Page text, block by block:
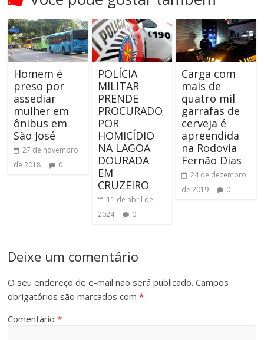
Homem é
preso por
assediar
mulher em
ônibus em
São José
27 de novembro
de 2018
0
POLÍCIA
MILITAR
PRENDE
PROCURADO
POR
HOMICÍDIO
NA LAGOA
DOURADA
EM
CRUZEIRO
11 de abril de
2024
0
Carga com
mais de
quatro mil
garrafas de
cerveja é
apreendida
na Rodovia
Fernão Dias
24 de dezembro
de 2019
0
Deixe um comentário
O seu endereço de e-mail não será publicado. Campos
obrigatórios são marcados com*
Comentário*